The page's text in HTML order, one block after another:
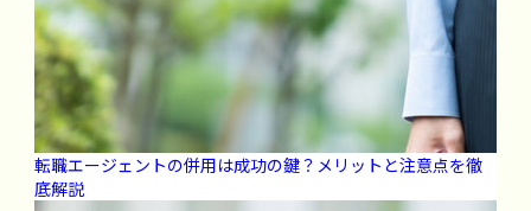
転職エージェントの併用は成功の鍵？メリットと注意点を徹
底解説